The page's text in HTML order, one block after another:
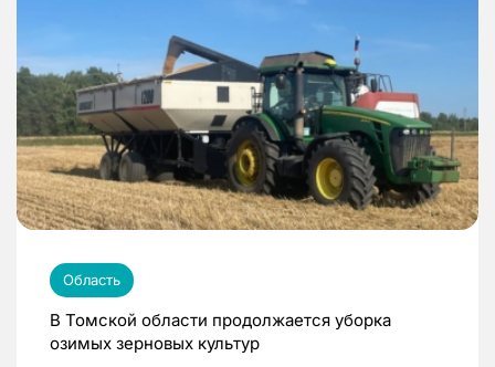
Область
В Томской области продолжается уборка
озимых зерновых культур